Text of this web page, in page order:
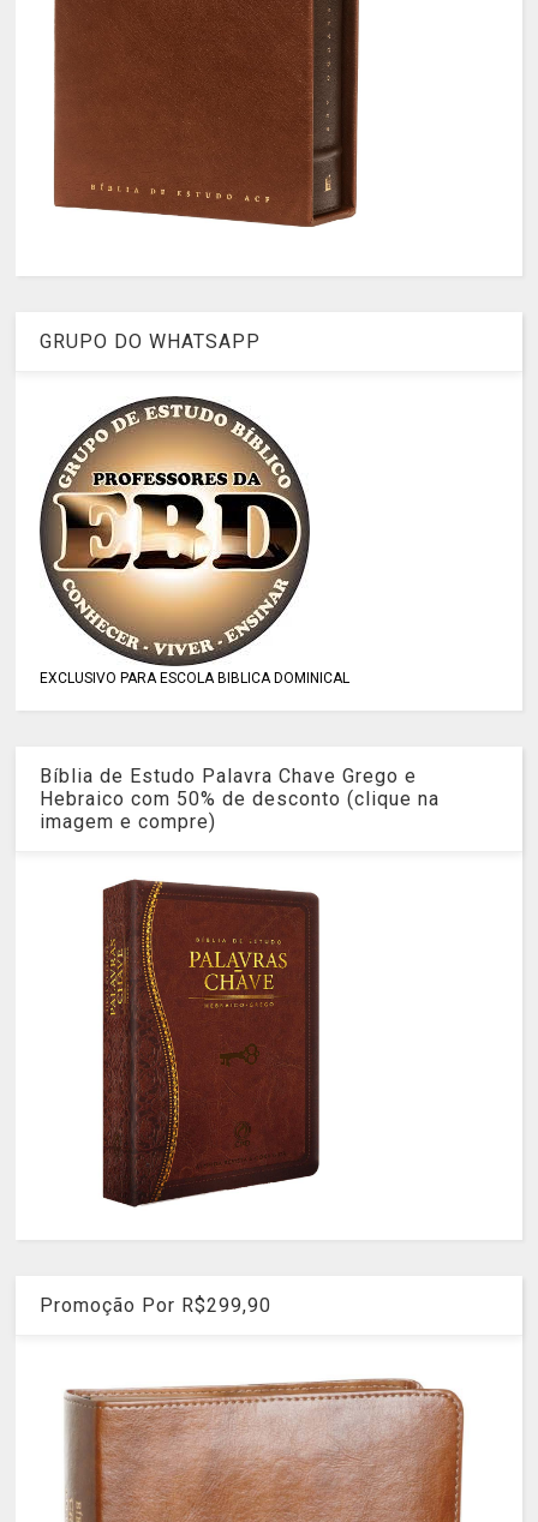
GRUPO DO WHATSAPP
EXCLUSIVO PARA ESCOLA BIBLICA DOMINICAL
Bíblia de Estudo Palavra Chave Grego e
Hebraico com 50% de desconto (clique na
imagem e compre)
Promoção Por R$299,90